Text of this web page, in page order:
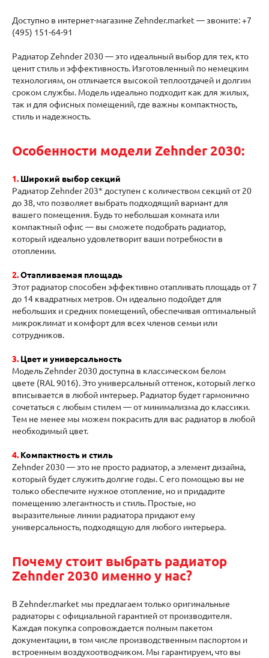
Доступно в интернет-магазине Zehnder.market — звоните: +7
(495) 151-64-91
Радиатор Zehnder 2030 — это идеальный выбор для тех, кто
ценит стиль и эффективность. Изготовленный по немецким
технологиям, он отличается высокой теплоотдачей и долгим
сроком службы. Модель идеально подходит как для жилых,
так и для офисных помещений, где важны компактность,
стиль и надежность.
Особенности модели Zehnder 2030:
1. Широкий выбор секций
Радиатор Zehnder 203* доступен с количеством секций от 20
до 38, что позволяет выбрать подходящий вариант для
вашего помещения. Будь то небольшая комната или
компактный офис — вы сможете подобрать радиатор,
который идеально удовлетворит ваши потребности в
отоплении.
2.Отапливаемая площадь
Этот радиатор способен эффективно отапливать площадь от 7
до 14 квадратных метров. Он идеально подойдет для
небольших и средних помещений, обеспечивая оптимальный
микроклимат и комфорт для всех членов семьи или
сотрудников.
3. Цвет и универсальность
Модель Zehnder 2030 доступна в классическом белом
цвете (RAL 9016). Это универсальный оттенок, который легко
вписывается в любой интерьер. Радиатор будет гармонично
сочетаться с любым стилем — от минимализма до классики.
Тем не менее мы можем покрасить для вас радиатор в любой
необходимый цвет.
4. Компактность и стиль
Zehnder 2030 — это не просто радиатор, а элемент дизайна,
который будет служить долгие годы. С его помощью вы не
только обеспечите нужное отопление, но и придадите
помещению элегантность и стиль. Простые, но
выразительные линии радиатора придают ему
универсальность, подходящую для любого интерьера.
Почему стоит выбрать радиатор
Zehnder 2030 именно у нас?
В Zehnder.market мы предлагаем только оригинальные
радиаторы с официальной гарантией от производителя.
Каждая покупка сопровождается полным пакетом
документации, в том числе производственным паспортом и
встроенным воздухоотводчиком. Мы гарантируем, что вы